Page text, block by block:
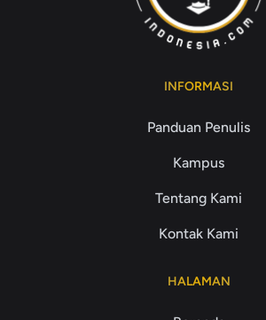
INFORMASI
Panduan Penulis
Kampus
Tentang Kami
Kontak Kami
HALAMAN